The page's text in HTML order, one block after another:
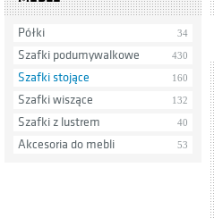
Półki 34
Szafki podumywalkowe 430
Szafki stojące 160
Szafki wiszące 132
Szafki z lustrem 40
Akcesoria do mebli 53